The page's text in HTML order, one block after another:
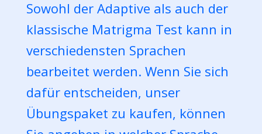
Sowohl der Adaptive als auch der
klassische Matrigma Test kann in
verschiedensten Sprachen
bearbeitet werden. Wenn Sie sich
dafür entscheiden, unser
Übungspaket zu kaufen, können